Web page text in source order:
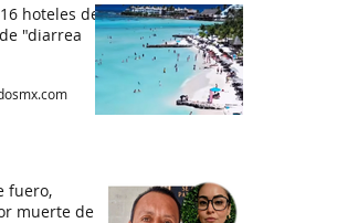
hoteles de
"diarrea
fuero,
muerte de